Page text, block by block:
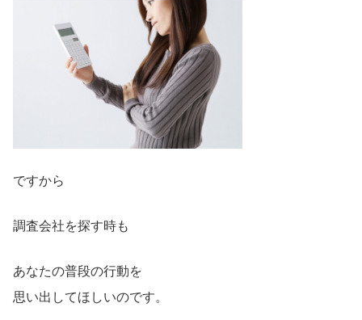
ですから
調査会社を探す時も
あなたの普段の行動を
思い出してほしいのです。